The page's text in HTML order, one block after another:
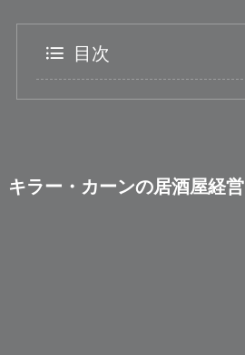
目次
キラー・カーンの居酒屋経営